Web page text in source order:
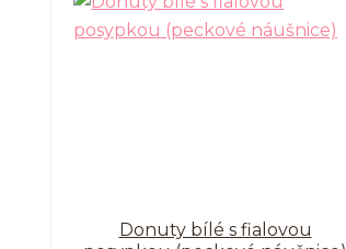
Donuty bílé s fialovou